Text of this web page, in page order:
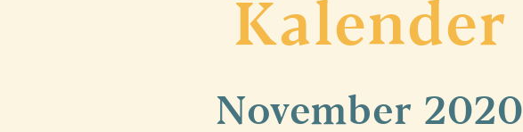
Kalender
November 2020